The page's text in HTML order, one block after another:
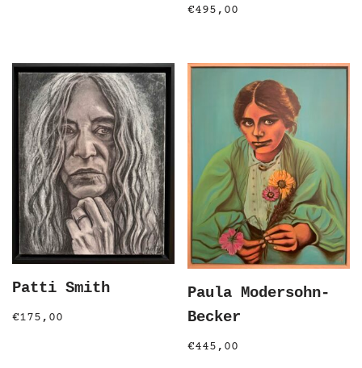
€495,00
Patti Smith
€175,00
Paula Modersohn-
Becker
€445,00